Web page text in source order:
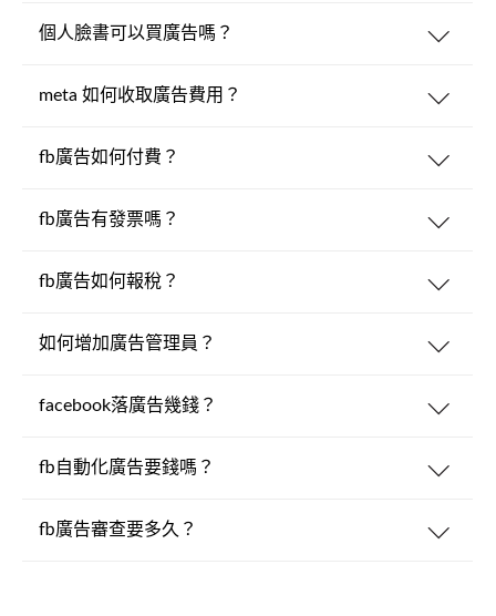
個人臉書可以買廣告嗎？
meta 如何收取廣告費用？
fb廣告如何付費？
fb廣告有發票嗎？
fb廣告如何報稅？
如何增加廣告管理員？
facebook落廣告幾錢？
fb自動化廣告要錢嗎？
fb廣告審查要多久？